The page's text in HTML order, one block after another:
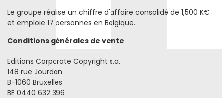
Le groupe réalise un chiffre d'affaire consolidé de 1,500 K€
et emploie 17 personnes en Belgique.
Conditions générales de vente
Editions Corporate Copyright s.a.
148 rue Jourdan
B-1060 Bruxelles
BE 0440 632 396